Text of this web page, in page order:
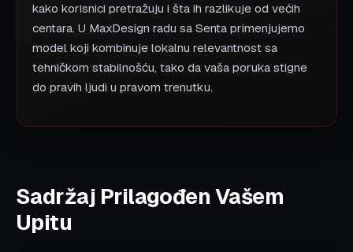
kako korisnici pretražuju i šta ih razlikuje od većih
centara. U MaxDesign radu sa Senta primenjujemo
model koji kombinuje lokalnu relevantnost sa
tehničkom stabilnošću, tako da vaša poruka stigne
do pravih ljudi u pravom trenutku.
Sadržaj Prilagođen Vašem
Upitu